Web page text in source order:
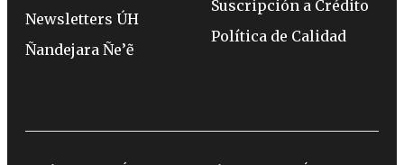
Newsletters ÚH
Ñandejara Ñe’ẽ
Suscripción a Crédito
Política de Calidad